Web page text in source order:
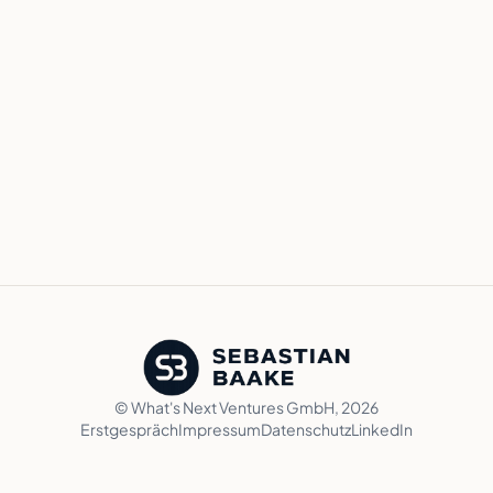
© What's Next Ventures GmbH, 2026
ErstgesprächImpressumDatenschutzLinkedIn